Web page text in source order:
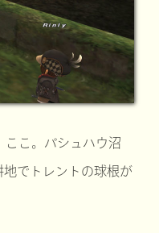
こ。パシュハウ沼
でトレントの球根が